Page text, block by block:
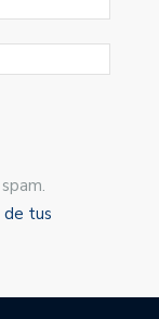
de tus